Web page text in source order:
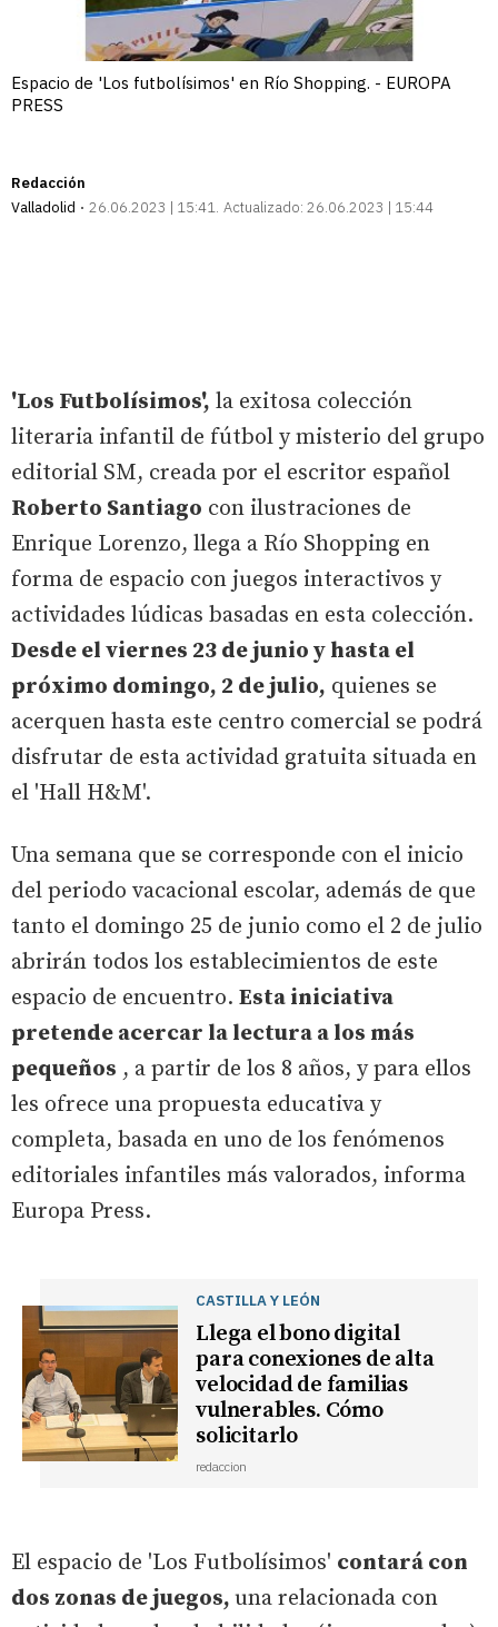
Espacio de 'Los futbolísimos' en Río Shopping. - EUROPA
PRESS
Redacción
Valladolid
26.06.2023 | 15:41 Actualizado: 26.06.2023 | 15:44
'Los Futbolísimos', la exitosa colección
literaria infantil de fútbol y misterio del grupo
editorial SM, creada por el escritor español
Roberto Santiago con ilustraciones de
Enrique Lorenzo, llega a Río Shopping en
forma de espacio con juegos interactivos y
actividades lúdicas basadas en esta colección.
Desde el viernes 23 de junio y hasta el
próximo domingo, 2 de julio, quienes se
acerquen hasta este centro comercial se podrá
disfrutar de esta actividad gratuita situada en
el 'Hall H&M'.
Una semana que se corresponde con el inicio
del periodo vacacional escolar, además de que
tanto el domingo 25 de junio como el 2 de julio
abrirán todos los establecimientos de este
espacio de encuentro. Esta iniciativa
pretende acercar la lectura a los más
pequeños , a partir de los 8 años, y para ellos
les ofrece una propuesta educativa y
completa, basada en uno de los fenómenos
editoriales infantiles más valorados, informa
Europa Press.
CASTILLA Y LEÓN
Llega el bono digital
para conexiones de alta
velocidad de familias
vulnerables. Cómo
solicitarlo
redaccion
El espacio de 'Los Futbolísimos' contará con
dos zonas de juegos, una relacionada con